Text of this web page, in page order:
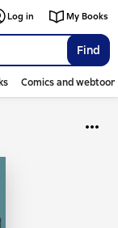
Find
Log in My Books
Comics and